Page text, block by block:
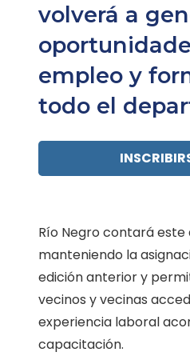
volverá a
empleo y
todo el
Río Negro contará este
manteniendo la
edición anterior y
vecinos y vecinas
experiencia laboral
capacitación.